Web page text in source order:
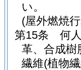
い。
(屋外燃焼
第15条
何
革、合成樹
繊維(植物